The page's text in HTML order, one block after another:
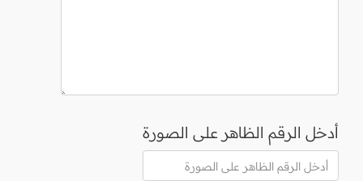
أدخل الرقم الظاهر على الصورة